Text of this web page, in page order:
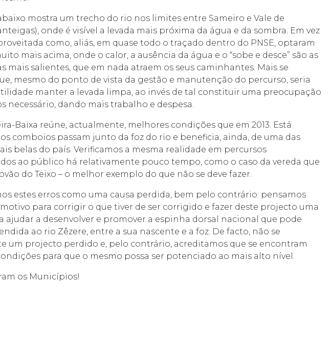
mostra um trecho do rio nos limites entre Sameiro e Vale de
onde é visível a levada mais próxima da água e da sombra. Em vez
como, aliás, em quase todo o traçado dentro do PNSE, optaram
mais acima, onde o calor, a ausência da água e o “sobe e desce” são as
mais salientes, que em nada atraem os seus caminhantes. Mais se
mesmo do ponto de vista da gestão e manutenção do percurso, seria
manter a levada limpa, ao invés de tal constituir uma preocupação
necessário, dando mais trabalho e despesa.
Baixa reúne, actualmente, melhores condições que em 2013. Está
comboios passam junto da foz do rio e beneficia, ainda, de uma das
belas do país. Verificamos a mesma realidade em percursos
ao público há relativamente pouco tempo, como o caso da vereda que
do Teixo – o melhor exemplo do que não se deve fazer.
estes erros como uma causa perdida, bem pelo contrário: pensamos
motivo para corrigir o que tiver de ser corrigido e fazer deste projecto uma
ajudar a desenvolver e promover a espinha dorsal nacional que pode
ao rio Zêzere, entre a sua nascente e a foz. De facto, não se
um projecto perdido e, pelo contrário, acreditamos que se encontram
para que o mesmo possa ser potenciado ao mais alto nível.
os Municípios!